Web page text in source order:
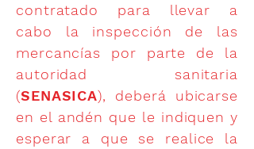
contratado para llevar a
cabo la inspección de las
mercancías por parte de la
autoridad sanitaria
(SENASICA), deberá ubicarse
en el andén que le indiquen y
esperar a que se realice la